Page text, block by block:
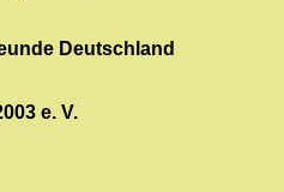
Deutschland
e. V.